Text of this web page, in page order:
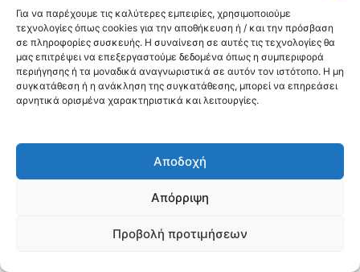
Για να παρέχουμε τις καλύτερες εμπειρίες, χρησιμοποιούμε
τεχνολογίες όπως cookies για την αποθήκευση ή / και την πρόσβαση
σε πληροφορίες συσκευής. Η συναίνεση σε αυτές τις τεχνολογίες θα
μας επιτρέψει να επεξεργαστούμε δεδομένα όπως η συμπεριφορά
περιήγησης ή τα μοναδικά αναγνωριστικά σε αυτόν τον ιστότοπο. Η μη
συγκατάθεση ή η ανάκληση της συγκατάθεσης, μπορεί να επηρεάσει
αρνητικά ορισμένα χαρακτηριστικά και λειτουργίες.
Αποδοχή
Απόρριψη
Προβολή προτιμήσεων